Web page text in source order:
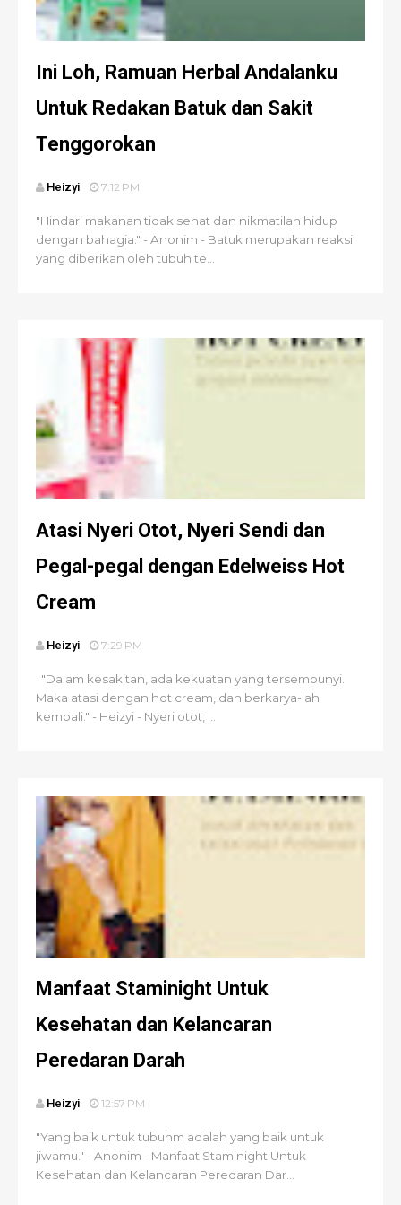
Ini Loh, Ramuan Herbal Andalanku
Untuk Redakan Batuk dan Sakit
Tenggorokan
Heizyi 7:12 PM
"Hindari makanan tidak sehat dan nikmatilah hidup
dengan bahagia." - Anonim - Batuk merupakan reaksi
yang diberikan oleh tubuh te...
Atasi Nyeri Otot, Nyeri Sendi dan
Pegal-pegal dengan Edelweiss Hot
Cream
Heizyi 7:29 PM
"Dalam kesakitan, ada kekuatan yang tersembunyi.
Maka atasi dengan hot cream, dan berkarya-lah
kembali." - Heizyi - Nyeri otot, ...
Manfaat Staminight Untuk
Kesehatan dan Kelancaran
Peredaran Darah
Heizyi 12:57 PM
"Yang baik untuk tubuhm adalah yang baik untuk
jiwamu." - Anonim - Manfaat Staminight Untuk
Kesehatan dan Kelancaran Peredaran Dar...